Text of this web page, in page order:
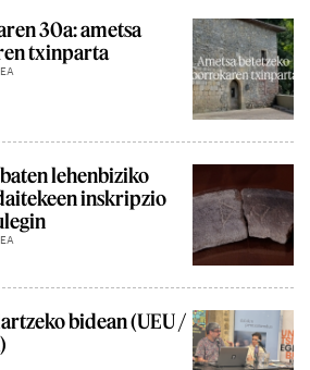
30a: ametsa
txinparta
lehenbiziko
inskripzio
bidean (UEU /